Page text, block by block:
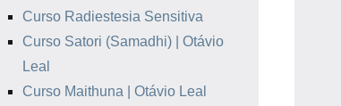
Curso Radiestesia Sensitiva
Curso Satori (Samadhi) | Otávio
Leal
Curso Maithuna | Otávio Leal